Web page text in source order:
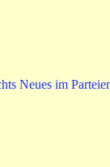
Neues im